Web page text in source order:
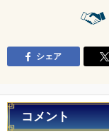
シェア
コメント